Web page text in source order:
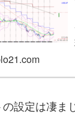
設定は凄ま